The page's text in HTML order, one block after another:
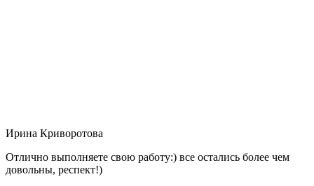
Ирина Криворотова
Отлично выполняете свою работу:) все остались более чем
довольны, респект!)